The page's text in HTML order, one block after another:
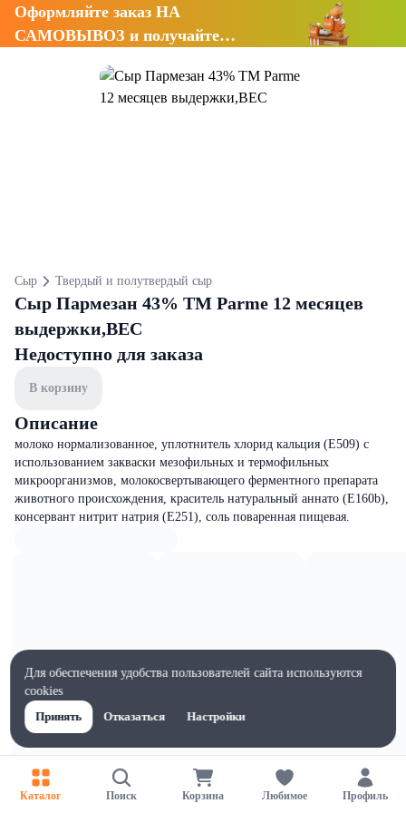
Оформляйте заказ НА
САМОВЫВОЗ и получайте
Сыр Твердый и полутвердый сыр
Сыр Пармезан 43% ТМ Parme 12 месяцев
выдержки,ВЕС
Недоступно для заказа
В корзину
Описание
молоко нормализованное, уплотнитель хлорид кальция (Е509) с
использованием закваски мезофильных и термофильных
микроорганизмов, молокосвертывающего ферментного препарата
животного происхождения, краситель натуральный аннато (Е160b),
консервант нитрит натрия (Е251), соль поваренная пищевая.
Каталог Поиск Корзина Любимое Профиль
Для обеспечения удобства пользователей сайта используются
cookies
Принять
Отказаться Настройки